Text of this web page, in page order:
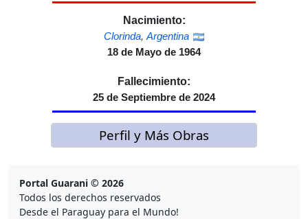
Nacimiento:
Clorinda, Argentina
18 de Mayo de 1964
Fallecimiento:
25 de Septiembre de 2024
Perfil y Más Obras
Portal Guarani © 2026
Todos los derechos reservados
Desde el Paraguay para el Mundo!